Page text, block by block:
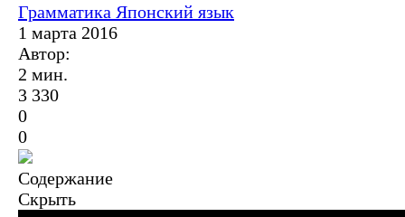
Грамматика Японский язык
1 марта 2016
Автор:
2 мин.
3 330
0
0
Содержание
Скрыть